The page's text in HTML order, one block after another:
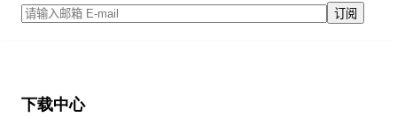
下载中心